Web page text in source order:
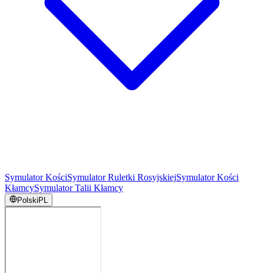
Symulator KościSymulator Ruletki RosyjskiejSymulator Kości
KłamcySymulator Talii Kłamcy
Polski PL